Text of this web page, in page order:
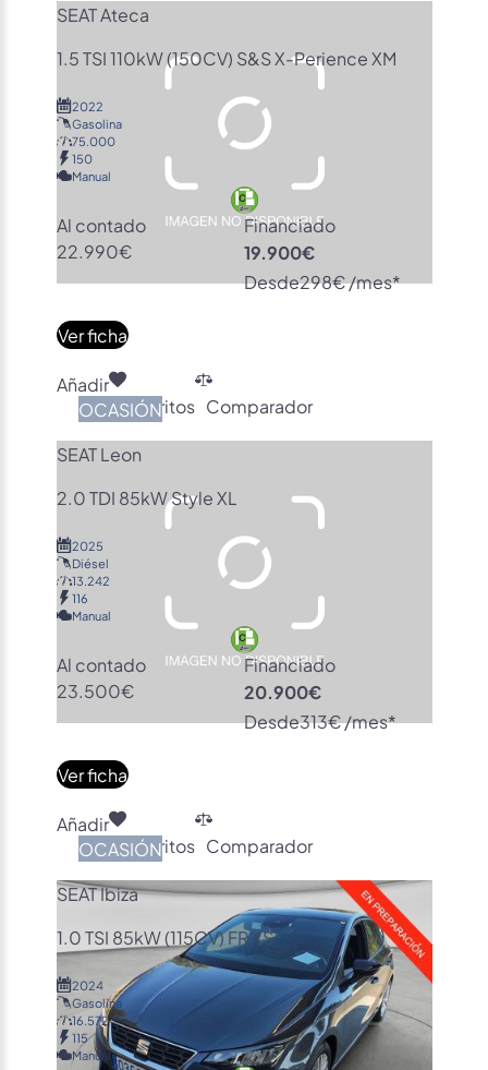
SEAT Ateca
1.5 TSI 110kW (150CV) S&S X-Perience XM
2022
Gasolina
75.000
150
Manual
Al contado
22.990€
Financiado
19.900€
Desde298€ /mes*
Ver ficha
Añadir
Favoritos Comparador
OCASIÓN
SEAT Leon
2.0 TDI 85kW Style XL
2025
Diésel
13.242
116
Manual
Al contado
23.500€
Financiado
20.900€
Desde313€ /mes*
Ver ficha
Añadir
Favoritos Comparador
OCASIÓN
SEAT Ibiza
1.0 TSI 85kW (115CV) FR XS
2024
Gasolina
16.572
115
Manual